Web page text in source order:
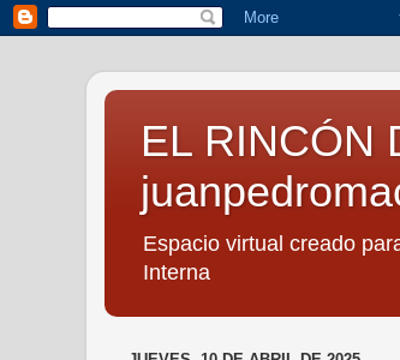
EL RINCÓN
Espacio virtual creado
Interna